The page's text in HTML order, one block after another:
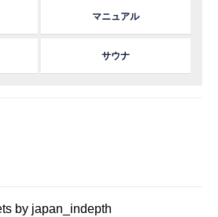
マニュアル
サウナ
by japan_indepth